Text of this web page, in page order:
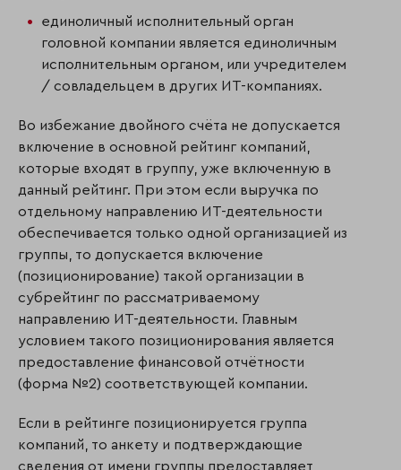
единоличный исполнительный орган
головной компании является единоличным
исполнительным органом, или учредителем
/ совладельцем в других ИТ-компаниях.
Во избежание двойного счёта не допускается
включение в основной рейтинг компаний,
которые входят в группу, уже включенную в
данный рейтинг. При этом если выручка по
отдельному направлению ИТ-деятельности
обеспечивается только одной организацией из
группы, то допускается включение
(позиционирование) такой организации в
субрейтинг по рассматриваемому
направлению ИТ-деятельности. Главным
условием такого позиционирования является
предоставление финансовой отчётности
(форма №2) соответствующей компании.
Если в рейтинге позиционируется группа
компаний, то анкету и подтверждающие
сведения от имени группы предоставляет